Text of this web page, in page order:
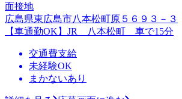
面接地
広島県東広島市八本松町原５６９３－３
【車通勤OK】JR 八本松町 車で15分
交通費支給
未経験OK
まかないあり